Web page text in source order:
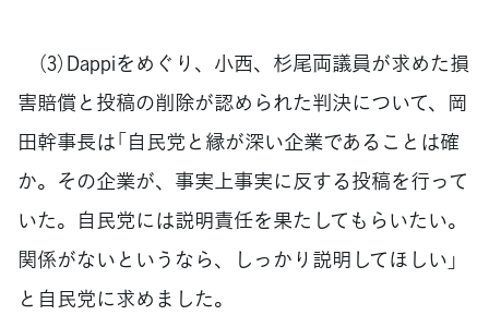
（3）Dappiをめぐり、小西、杉尾両議員が求めた損
害賠償と投稿の削除が認められた判決について、岡
田幹事長は「自民党と縁が深い企業であることは確
か。その企業が、事実上事実に反する投稿を行って
いた。自民党には説明責任を果たしてもらいたい。
関係がないというなら、しっかり説明してほしい」
と自民党に求めました。